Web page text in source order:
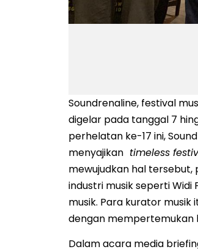
Soundrenaline, festival
digelar pada tanggal 7
perhelatan ke-17 ini,
menyajikan timeless
mewujudkan hal
industri musik seperti Widi
musik. Para kurator
dengan mempertemukan
Dalam acara media